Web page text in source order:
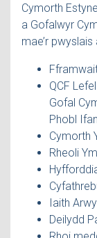
Cymorth
a Gofalwyr
mae’r
QCF
Gofal
Phobl
Cymorth
Rheoli
Iaith
Deilydd